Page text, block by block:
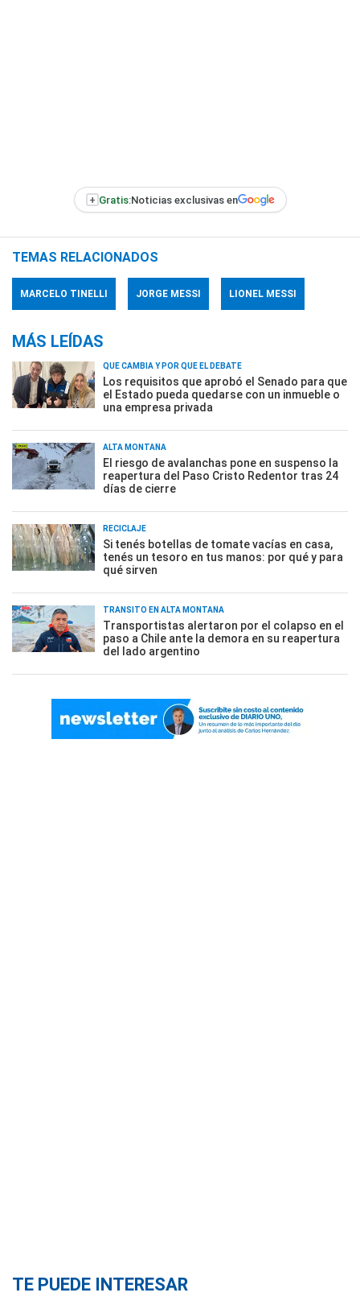
+ Gratis:Noticias exclusivas en
TEMAS RELACIONADOS
MARCELO TINELLI JORGE MESSI LIONEL MESSI
MÁS LEÍDAS
QUÉ CAMBIA Y POR QUÉ EL DEBATE
Los requisitos que aprobó el Senado para que
el Estado pueda quedarse con un inmueble o
una empresa privada
ALTA MONTAÑA
El riesgo de avalanchas pone en suspenso la
reapertura del Paso Cristo Redentor tras 24
días de cierre
RECICLAJE
Si tenés botellas de tomate vacías en casa,
tenés un tesoro en tus manos: por qué y para
qué sirven
TRÁNSITO EN ALTA MONTAÑA
Transportistas alertaron por el colapso en el
paso a Chile ante la demora en su reapertura
del lado argentino
TE PUEDE INTERESAR